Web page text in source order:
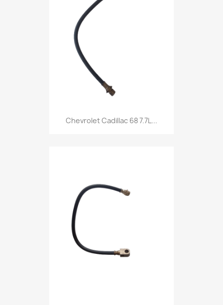
Chevrolet Cadillac 68 7.7L...